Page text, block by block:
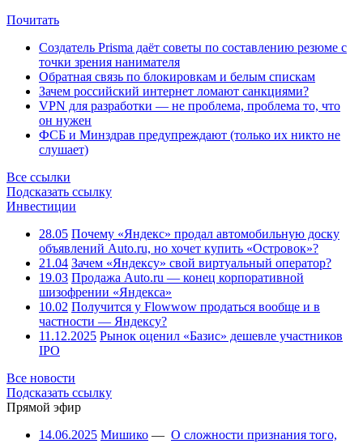
Почитать
Создатель Prisma даёт советы по составлению резюме с
точки зрения нанимателя
Обратная связь по блокировкам и белым спискам
Зачем российский интернет ломают санкциями?
VPN для разработки — не проблема, проблема то, что
он нужен
ФСБ и Минздрав предупреждают (только их никто не
слушает)
Все ссылки
Подсказать ссылку
Инвестиции
28.05 Почему «Яндекс» продал автомобильную доску
объявлений Auto.ru, но хочет купить «Островок»?
21.04 Зачем «Яндексу» свой виртуальный оператор?
19.03 Продажа Auto.ru — конец корпоративной
шизофрении «Яндекса»
10.02 Получится у Flowwow продаться вообще и в
частности — Яндексу?
11.12.2025 Рынок оценил «Базис» дешевле участников
IPO
Все новости
Подсказать ссылку
Прямой эфир
14.06.2025 Мишико — О сложности признания того,